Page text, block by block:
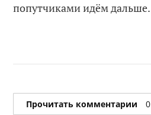
попутчиками идём дальше.
Прочитать комментарии 0